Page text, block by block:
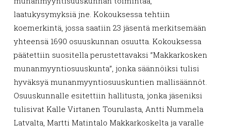
laatukysymyksiä jne. Kokouksessa tehtiin
koemerkintä, jossa saatiin 23 jäsentä merkitsemään
yhteensä 1690 osuuskunnan osuutta. Kokouksessa
päätettiin suositella perustettavaksi ”Makkarkosken
munanmyyntiosuuskunta”, jonka säännöiksi tulisi
hyväksyä munanmyyntiosuuskuntien mallisäännöt.
Osuuskunnalle esitettiin hallitusta, jonka jäseniksi
tulisivat Kalle Virtanen Tourulasta, Antti Nummela
Latvalta, Martti Matintalo Makkarkoskelta ja varalle